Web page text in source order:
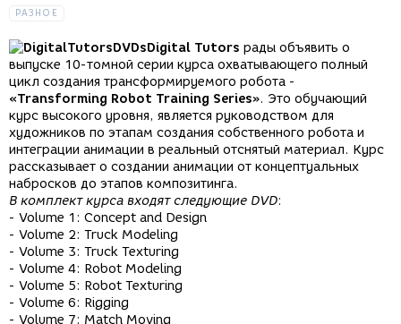
РАЗНОЕ
Digital Tutors рады объявить о
выпуске 10-томной серии курса охватывающего полный
цикл создания трансформируемого робота -
«Transforming Robot Training Series». Это обучающий
курс высокого уровня, является руководством для
художников по этапам создания собственного робота и
интеграции анимации в реальный отснятый материал. Курс
рассказывает о создании анимации от концептуальных
набросков до этапов композитинга.
В комплект курса входят следующие DVD:
- Volume 1: Concept and Design
- Volume 2: Truck Modeling
- Volume 3: Truck Texturing
- Volume 4: Robot Modeling
- Volume 5: Robot Texturing
- Volume 6: Rigging
- Volume 7: Match Moving